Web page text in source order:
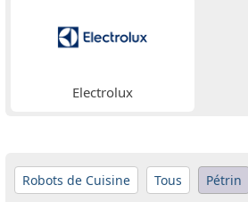
Electrolux
Robots de Cuisine Tous Pétrin